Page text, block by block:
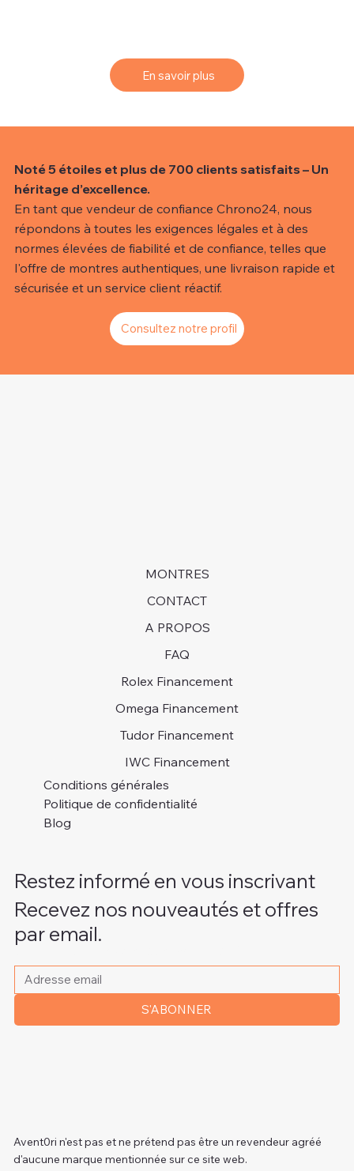
En savoir plus
Noté 5 étoiles et plus de 700 clients satisfaits – Un
héritage d’excellence.
En tant que vendeur de confiance Chrono24, nous
répondons à toutes les exigences légales et à des
normes élevées de fiabilité et de confiance, telles que
l'offre de montres authentiques, une livraison rapide et
sécurisée et un service client réactif.
Consultez notre profil
MONTRES
CONTACT
A PROPOS
FAQ
Rolex Financement
Omega Financement
Tudor Financement
IWC Financement
Conditions générales
Politique de confidentialité
Blog
Restez informé en vous inscrivant
Recevez nos nouveautés et offres
par email.
Veuillez indiquer votre adresse e-mail
S'ABONNER
Avent0ri n'est pas et ne prétend pas être un revendeur agréé
d'aucune marque mentionnée sur ce site web.